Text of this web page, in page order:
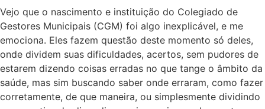
Vejo que o nascimento e instituição do Colegiado de
Gestores Municipais (CGM) foi algo inexplicável, e me
emociona. Eles fazem questão deste momento só deles,
onde dividem suas dificuldades, acertos, sem pudores de
estarem dizendo coisas erradas no que tange o âmbito da
saúde, mas sim buscando saber onde erraram, como fazer
corretamente, de que maneira, ou simplesmente dividindo